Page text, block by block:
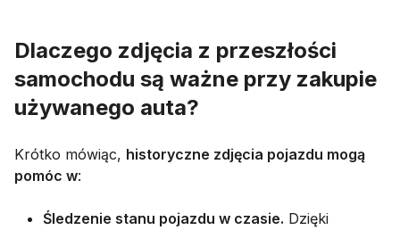
Dlaczego zdjęcia z przeszłości
samochodu są ważne przy zakupie
używanego auta?
Krótko mówiąc, historyczne zdjęcia pojazdu mogą
pomóc w:
Śledzenie stanu pojazdu w czasie. Dzięki